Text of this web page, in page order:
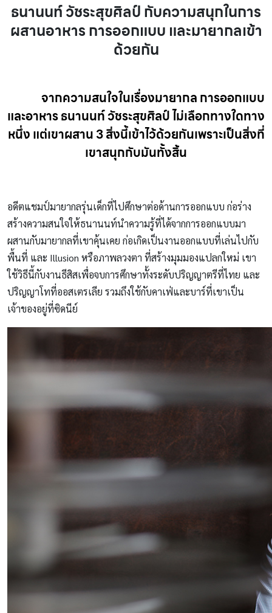
ธนานนท์ วัชระสุขศิลป์ กับความสนุกในการ
ผสานอาหาร การออกแบบ และมายากลเข้า
ด้วยกัน
จากความสนใจในเรื่องมายากล การออกแบบ
และอาหารธนานนท์ วัชระสุขศิลป์ไม่เลือกทางใดทาง
หนึ่ง แต่เขาผสาน 3 สิ่งนี้เข้าไว้ด้วยกันเพราะเป็นสิ่งที่
เขาสนุกกับมันทั้งสิ้น
อดีตแชมป์มายากลรุ่นเด็กที่ไปศึกษาต่อด้านการออกแบบ ก่อร่าง
สร้างความสนใจให้ธนานนท์นำความรู้ที่ได้จากการออกแบบมา
ผสานกับมายากลที่เขาคุ้นเคย ก่อเกิดเป็นงานออกแบบที่เล่นไปกับ
พื้นที่ และ Illusion หรือภาพลวงตา ที่สร้างมุมมองแปลกใหม่ เขา
ใช้วิธีนี้กับงานธีสิสเพื่อจบการศึกษาทั้งระดับปริญญาตรีที่ไทย และ
ปริญญาโทที่ออสเตรเลีย รวมถึงใช้กับคาเฟ่และบาร์ที่เขาเป็น
เจ้าของอยู่ที่ซิดนีย์